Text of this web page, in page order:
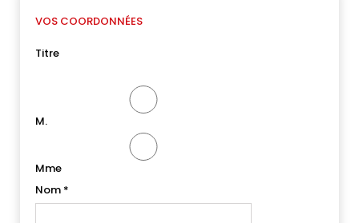
VOS COORDONNÉES
Titre
M.
Mme
Nom *